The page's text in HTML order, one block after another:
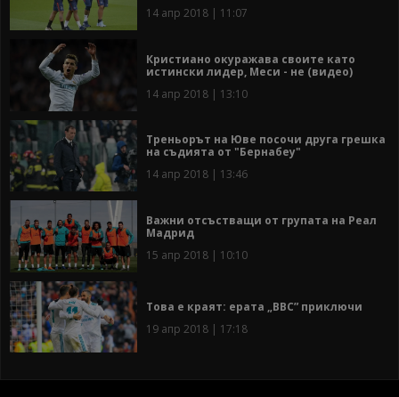
14 апр 2018 | 11:07
Кристиано окуражава своите като
истински лидер, Меси - не (видео)
14 апр 2018 | 13:10
Треньорът на Юве посочи друга грешка
на съдията от "Бернабеу"
14 апр 2018 | 13:46
Важни отсъстващи от групата на Реал
Мадрид
15 апр 2018 | 10:10
Това е краят: ерата „ВВС” приключи
19 апр 2018 | 17:18